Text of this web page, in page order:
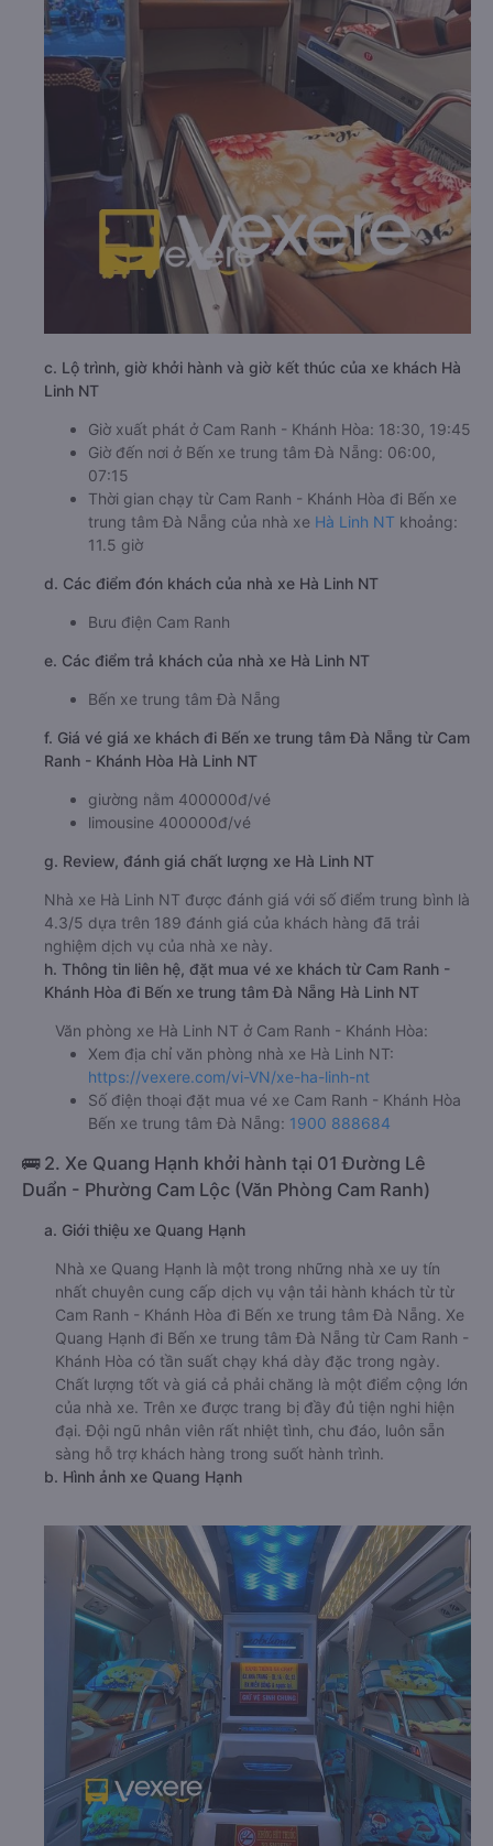
c. Lộ trình, giờ khởi hành và giờ kết thúc của xe khách Hà
Linh NT
Giờ xuất phát ở Cam Ranh - Khánh Hòa: 18:30, 19:45
Giờ đến nơi ở Bến xe trung tâm Đà Nẵng: 06:00,
07:15
Thời gian chạy từ Cam Ranh - Khánh Hòa đi Bến xe
trung tâm Đà Nẵng của nhà xe Hà Linh NT khoảng:
11.5 giờ
d. Các điểm đón khách của nhà xe Hà Linh NT
Bưu điện Cam Ranh
e. Các điểm trả khách của nhà xe Hà Linh NT
Bến xe trung tâm Đà Nẵng
f. Giá vé giá xe khách đi Bến xe trung tâm Đà Nẵng từ Cam
Ranh - Khánh Hòa Hà Linh NT
giường nằm 400000đ/vé
limousine 400000đ/vé
g. Review, đánh giá chất lượng xe Hà Linh NT
Nhà xe Hà Linh NT được đánh giá với số điểm trung bình là
4.3/5 dựa trên 189 đánh giá của khách hàng đã trải
nghiệm dịch vụ của nhà xe này.
h. Thông tin liên hệ, đặt mua vé xe khách từ Cam Ranh -
Khánh Hòa đi Bến xe trung tâm Đà Nẵng Hà Linh NT
Văn phòng xe Hà Linh NT ở Cam Ranh - Khánh Hòa:
Xem địa chỉ văn phòng nhà xe Hà Linh NT:
https://vexere.com/vi-VN/xe-ha-linh-nt
Số điện thoại đặt mua vé xe Cam Ranh - Khánh Hòa
Bến xe trung tâm Đà Nẵng: 1900 888684
🚌 2. Xe Quang Hạnh khởi hành tại 01 Đường Lê
Duẩn - Phường Cam Lộc (Văn Phòng Cam Ranh)
a. Giới thiệu xe Quang Hạnh
Nhà xe Quang Hạnh là một trong những nhà xe uy tín
nhất chuyên cung cấp dịch vụ vận tải hành khách từ từ
Cam Ranh - Khánh Hòa đi Bến xe trung tâm Đà Nẵng. Xe
Quang Hạnh đi Bến xe trung tâm Đà Nẵng từ Cam Ranh -
Khánh Hòa có tần suất chạy khá dày đặc trong ngày.
Chất lượng tốt và giá cả phải chăng là một điểm cộng lớn
của nhà xe. Trên xe được trang bị đầy đủ tiện nghi hiện
đại. Đội ngũ nhân viên rất nhiệt tình, chu đáo, luôn sẵn
sàng hỗ trợ khách hàng trong suốt hành trình.
b. Hình ảnh xe Quang Hạnh